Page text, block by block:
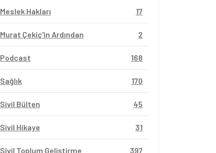
Meslek Hakları 17
Murat Çekiç'in Ardından 2
Podcast 168
Sağlık 170
Sivil Bülten 45
Sivil Hikaye 31
Sivil Toplum Geliştirme 397